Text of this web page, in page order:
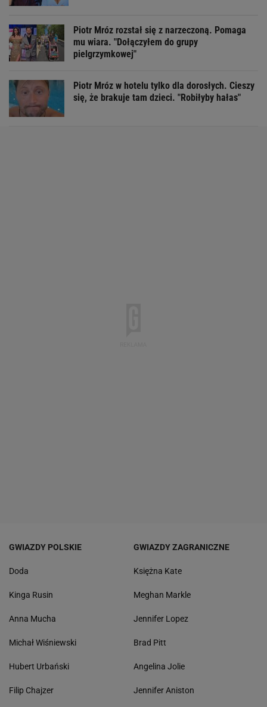
Piotr Mróz rozstał się z narzeczoną. Pomaga
mu wiara. "Dołączyłem do grupy
pielgrzymkowej"
Piotr Mróz w hotelu tylko dla dorosłych. Cieszy
się, że brakuje tam dzieci. "Robiłyby hałas"
GWIAZDY POLSKIE
Doda
Kinga Rusin
Anna Mucha
Michał Wiśniewski
Hubert Urbański
Filip Chajzer
GWIAZDY ZAGRANICZNE
Księżna Kate
Meghan Markle
Jennifer Lopez
Brad Pitt
Angelina Jolie
Jennifer Aniston